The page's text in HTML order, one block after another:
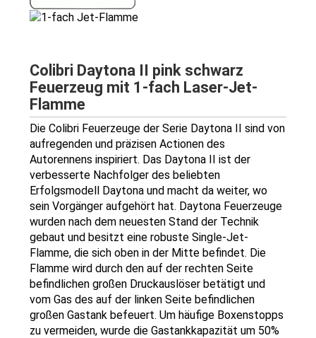
Colibri Daytona II pink schwarz
Feuerzeug mit 1-fach Laser-Jet-
Flamme
Die Colibri Feuerzeuge der Serie Daytona II sind von
aufregenden und präzisen Actionen des
Autorennens inspiriert. Das Daytona II ist der
verbesserte Nachfolger des beliebten
Erfolgsmodell Daytona und macht da weiter, wo
sein Vorgänger aufgehört hat. Daytona Feuerzeuge
wurden nach dem neuesten Stand der Technik
gebaut und besitzt eine robuste Single-Jet-
Flamme, die sich oben in der Mitte befindet. Die
Flamme wird durch den auf der rechten Seite
befindlichen großen Druckauslöser betätigt und
vom Gas des auf der linken Seite befindlichen
großen Gastank befeuert. Um häufige Boxenstopps
zu vermeiden, wurde die Gastankkapazität um 50%